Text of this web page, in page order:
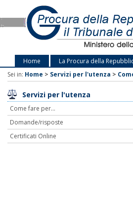
Home La Procura della
Sei in: Home > Servizi per l'utenza >
Servizi per l'utenza
Come fare per...
Domande/risposte
Certificati Online